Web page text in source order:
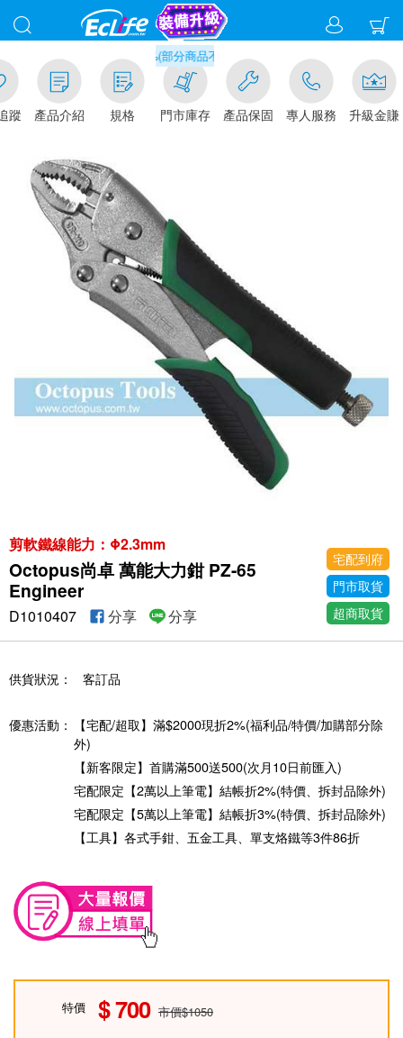
蹤 產品介紹 規格
滿千元門市取貨現折1%(部分商品不適用)-請點我看
門市庫存 產品保固 專人服務 升級金賺
剪軟鐵線能力：Φ2.3mm
Octopus尚卓 萬能大力鉗 PZ-65
Engineer
宅配到府
門市取貨
超商取貨
D1010407 分享 分享
供貨狀況： 客訂品
優惠活動：
【宅配/超取】滿$2000現折2%(福利品/特價/加購部分除
外)
【新客限定】首購滿500送500(次月10日前匯入)
宅配限定【2萬以上筆電】結帳折2%(特價、拆封品除外)
宅配限定【5萬以上筆電】結帳折3%(特價、拆封品除外)
【工具】各式手鉗、五金工具、單支烙鐵等3件86折
特價 700 市價$1050